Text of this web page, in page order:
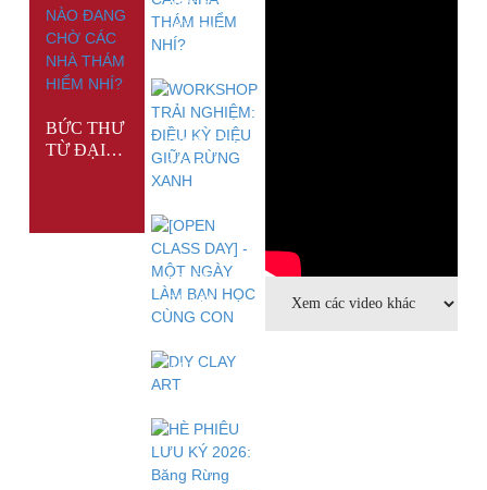
BỨC THƯ
TỪ ĐẠI
ĐANG
BỨC THƯ
TỪ ĐẠI
DƯƠNG |
NÀO
ĐANG
CHỜ CÁC
NHÀ
THÁM
NHÍ?
WORKSHOP
TRẢI
NGHIỆM:
DIỆU
GIỮA
RỪNG
XANH
[OPEN
CLASS
DAY] -
NGÀY
LÀM BẠN
CÙNG
CON
ART"
WORKSHOP
TẠO
KHÔNG
GIỚI HẠN